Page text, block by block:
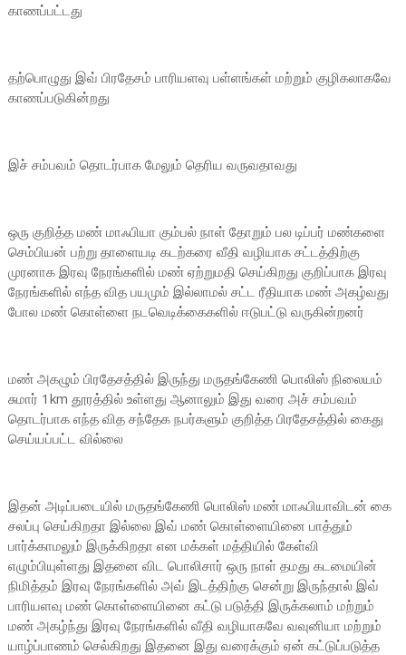
காணப்பட்டது
தற்பொழுது இவ் பிரதேசம் பாரியளவு பள்ளங்கள் மற்றும் குழிகலாகவே
காணப்படுகின்றது
இச் சம்பவம் தொடர்பாக மேலும் தெரிய வருவதாவது
ஒரு குறித்த மண் மாஃபியா கும்பல் நாள் தோறும் பல டிப்பர் மண்களை
செம்பியன் பற்று தாளையடி கடற்கரை வீதி வழியாக சட்டத்திற்கு
முரனாக இரவு நேரங்களில் மண் ஏற்றுமதி செய்கிறது குறிப்பாக இரவு
நேரங்களில் எந்த வித பயமும் இல்லாமல் சட்ட ரீதியாக மண் அகழ்வது
போல மண் கொள்ளை நடவெடிக்கைகளில் ஈடுபட்டு வருகின்றனர்
மண் அகழும் பிரதேசத்தில் இருந்து மருதங்கேணி பொலிஸ் நிலையம்
சுமார் 1km தூரத்தில் உள்ளது ஆனாலும் இது வரை அச் சம்பவம்
தொடர்பாக எந்த வித சந்தேக நபர்களும் குறித்த பிரதேசத்தில் கைது
செய்யப்பட்ட வில்லை
இதன் அடிப்படையில் மருதங்கேணி பொலிஸ் மண் மாஃபியாவிடன் கை
சலப்பு செய்கிறதா இல்லை இவ் மண் கொள்ளையினை பாத்தும்
பார்க்காமலும் இருக்கிறதா என மக்கள் மத்தியில் கேள்வி
எழும்பியுள்ளது இதனை விட பொலிசார் ஒரு நாள் தமது கடமையின்
நிமித்தம் இரவு நேரங்களில் அவ் இடத்திற்கு சென்று இருந்தால் இவ்
பாரியளவு மண் கொள்ளையினை கட்டு படுத்தி இருக்கலாம் மற்றும்
மண் அகழ்ந்து இரவு நேரங்களில் வீதி வழியாகவே வவுனியா மற்றும்
யாழ்ப்பாணம் செல்கிறது இதனை இது வரைக்கும் ஏன் கட்டுப்படுத்த